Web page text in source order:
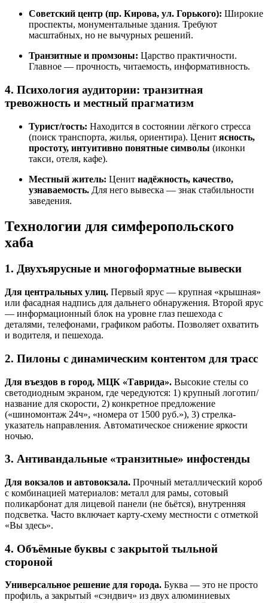
Советский центр (пр. Кирова, ул. Горького): Широкие
проспекты, монументальные здания. Требуют
масштабных, но не вычурных решений.
Транзитные и промзоны: Царство практичности.
Главное — прочность, читаемость, информативность.
4. Психология аудитории: транзитная
тревожность и местный прагматизм
Турист/гость: Находится в состоянии лёгкого стресса
(поиск транспорта, жилья, ориентира). Ценит ясность,
простоту, интуитивно понятные символы (иконки
такси, отеля, кафе).
Местный житель: Ценит надёжность, качество,
узнаваемость. Для него вывеска — знак стабильности
заведения.
Технологии для симферопольского
хаба
1. Двухъярусные и многоформатные вывески
Для центральных улиц. Первый ярус — крупная «крышная»
или фасадная надпись для дальнего обнаружения. Второй ярус
— информационный блок на уровне глаз пешехода с
деталями, телефонами, графиком работы. Позволяет охватить
и водителя, и пешехода.
2. Пилоны с динамическим контентом для трасс
Для въездов в город, МЦК «Таврида». Высокие стелы со
светодиодным экраном, где чередуются: 1) крупный логотип/
название для скорости, 2) конкретное предложение
(«шиномонтаж 24ч», «номера от 1500 руб.»), 3) стрелка-
указатель направления. Автоматическое снижение яркости
ночью.
3. Антивандальные «транзитные» инфостенды
Для вокзалов и автовокзала. Прочный металлический короб
с комбинацией материалов: металл для рамы, сотовый
поликарбонат для лицевой панели (не бьётся), внутренняя
подсветка. Часто включает карту-схему местности с отметкой
«Вы здесь».
4. Объёмные буквы с закрытой тыльной
стороной
Универсальное решение для города. Буква — это не просто
профиль, а закрытый «сэндвич» из двух алюминиевых